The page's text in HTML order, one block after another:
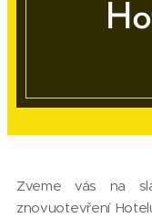
Zveme vás na
znovuotevření